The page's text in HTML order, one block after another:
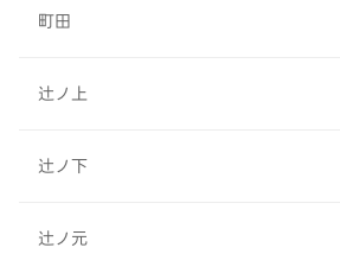
町田
辻ノ上
辻ノ下
辻ノ元